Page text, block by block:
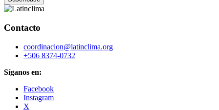
Contacto
coordinacion@latinclima.org
+506 8374-0732
Síganos en:
Facebook
Instagram
X